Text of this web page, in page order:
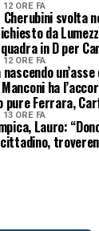
12 ORE FA
svolta
da
in D per
12 ORE FA
ha
pure Ferrara,
13 ORE FA
Lauro: